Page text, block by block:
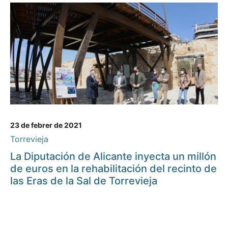
23 de febrer de 2021
Torrevieja
La Diputación de Alicante inyecta un millón
de euros en la rehabilitación del recinto de
las Eras de la Sal de Torrevieja